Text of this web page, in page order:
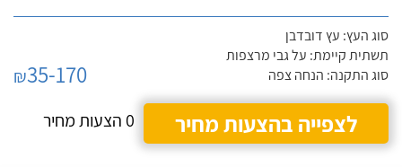
סוג העץ: עץ דובדבן
תשתית קיימת: על גבי מרצפות
סוג התקנה: הנחה צפה
₪35-170
לצפייה בהצעות מחיר
0 הצעות מחיר